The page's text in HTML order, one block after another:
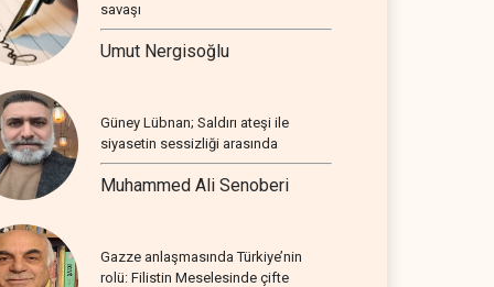
savaşı
Umut Nergisoğlu
Güney Lübnan; Saldırı ateşi ile
siyasetin sessizliği arasında
Muhammed Ali Senoberi
Gazze anlaşmasında Türkiye’nin
rolü: Filistin Meselesinde çifte